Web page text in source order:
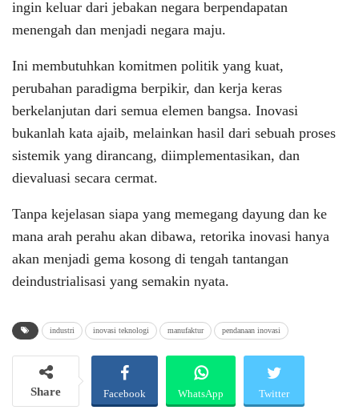
ingin keluar dari jebakan negara berpendapatan
menengah dan menjadi negara maju.
Ini membutuhkan komitmen politik yang kuat,
perubahan paradigma berpikir, dan kerja keras
berkelanjutan dari semua elemen bangsa. Inovasi
bukanlah kata ajaib, melainkan hasil dari sebuah proses
sistemik yang dirancang, diimplementasikan, dan
dievaluasi secara cermat.
Tanpa kejelasan siapa yang memegang dayung dan ke
mana arah perahu akan dibawa, retorika inovasi hanya
akan menjadi gema kosong di tengah tantangan
deindustrialisasi yang semakin nyata.
industri inovasi teknologi manufaktur pendanaan inovasi
Share Facebook WhatsApp Twitter